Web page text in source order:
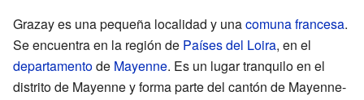
Grazay es una pequeña localidad y unacomuna francesa.
Se encuentra en la región de Países del Loira, en el
departamentode Mayenne. Es un lugar tranquilo en el
distrito de Mayenne y forma parte del cantón de Mayenne-